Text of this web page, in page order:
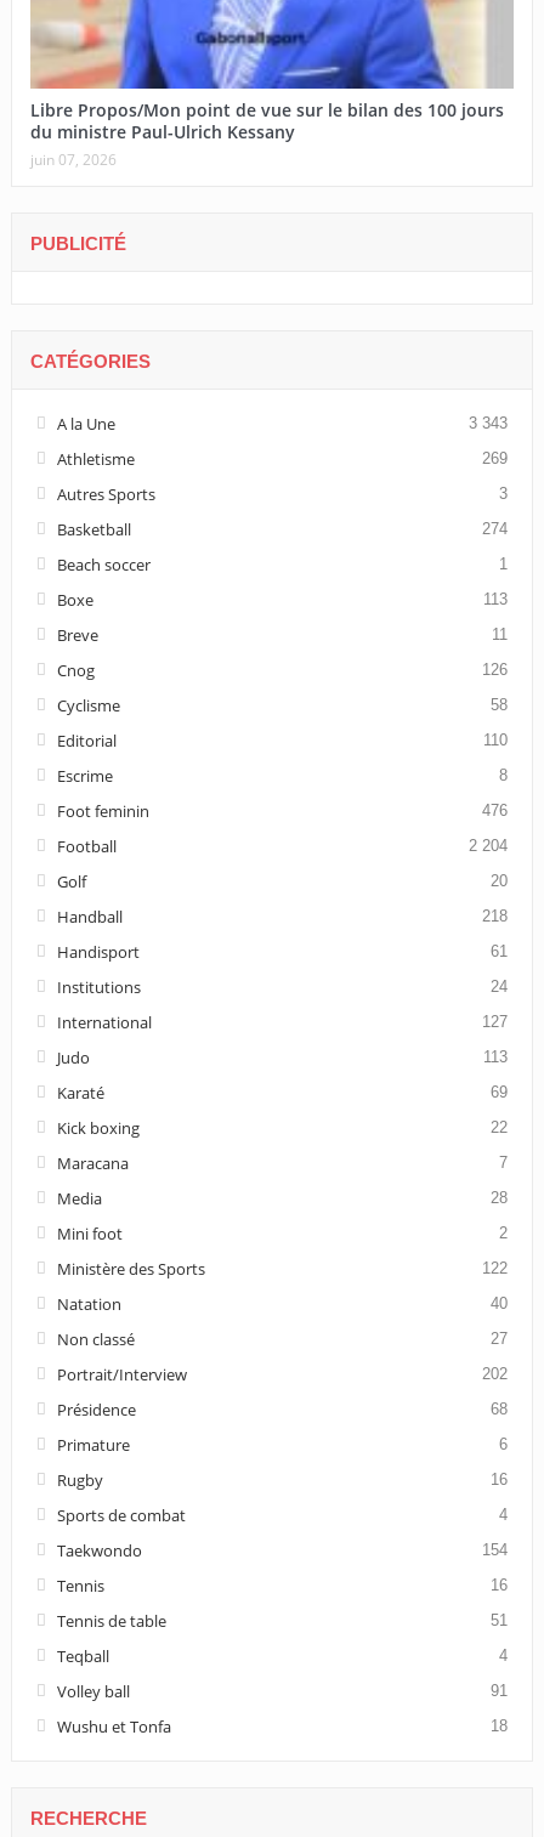
Libre Propos/Mon point de vue sur le bilan des 100 jours
du ministre Paul-Ulrich Kessany
juin 07, 2026
PUBLICITÉ
CATÉGORIES
A la Une 3 343
Athletisme 269
Autres Sports 3
Basketball 274
Beach soccer 1
Boxe 113
Breve 11
Cnog 126
Cyclisme 58
Editorial 110
Escrime 8
Foot feminin 476
Football 2 204
Golf 20
Handball 218
Handisport 61
Institutions 24
International 127
Judo 113
Karaté 69
Kick boxing 22
Maracana 7
Media 28
Mini foot 2
Ministère des Sports 122
Natation 40
Non classé 27
Portrait/Interview 202
Présidence 68
Primature 6
Rugby 16
Sports de combat 4
Taekwondo 154
Tennis 16
Tennis de table 51
Teqball 4
Volley ball 91
Wushu et Tonfa 18
RECHERCHE